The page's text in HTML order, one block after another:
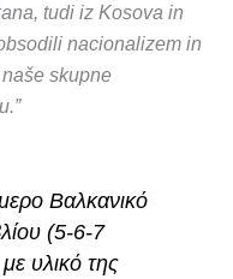
tudi iz Kosova in
nacionalizem in
skupne
Βαλκανικό
(5-6-7
υλικό της